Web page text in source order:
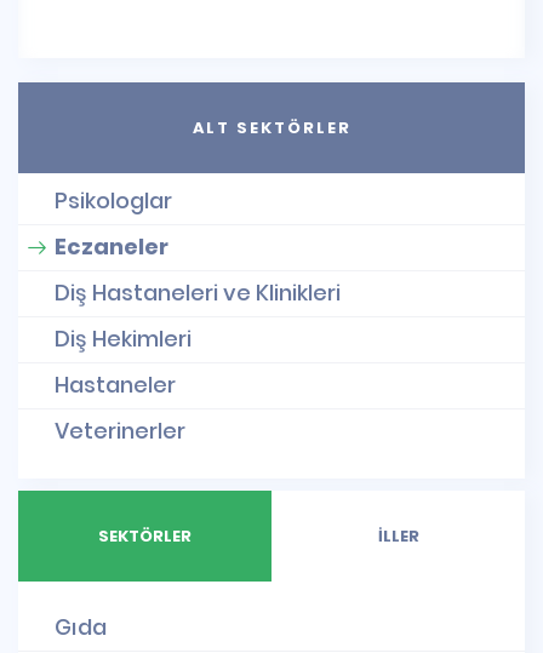
ALT SEKTÖRLER
Psikologlar
Eczaneler
Diş Hastaneleri ve Klinikleri
Diş Hekimleri
Hastaneler
Veterinerler
SEKTÖRLER İLLER
Gıda